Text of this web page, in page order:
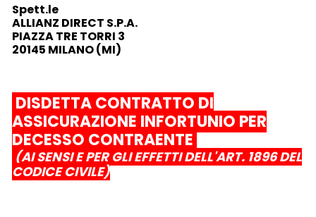
Spett.le
ALLIANZ DIRECT S.P.A.
PIAZZA TRE TORRI 3
20145 MILANO (MI)
DISDETTA CONTRATTO DI
ASSICURAZIONE INFORTUNIO PER
DECESSO CONTRAENTE
(AI SENSI E PER GLI EFFETTI DELL'ART. 1896 DEL
CODICE CIVILE)